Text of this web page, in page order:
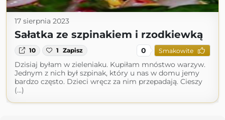
17 sierpnia 2023
Sałatka ze szpinakiem i rzodkiewką
10 1 Zapisz 0 Smakowite
Dzisiaj byłam w zieleniaku. Kupiłam mnóstwo warzyw.
Jednym z nich był szpinak, który u nas w domu jemy
bardzo często. Dzieci wręcz za nim przepadają. Cieszy
(...)